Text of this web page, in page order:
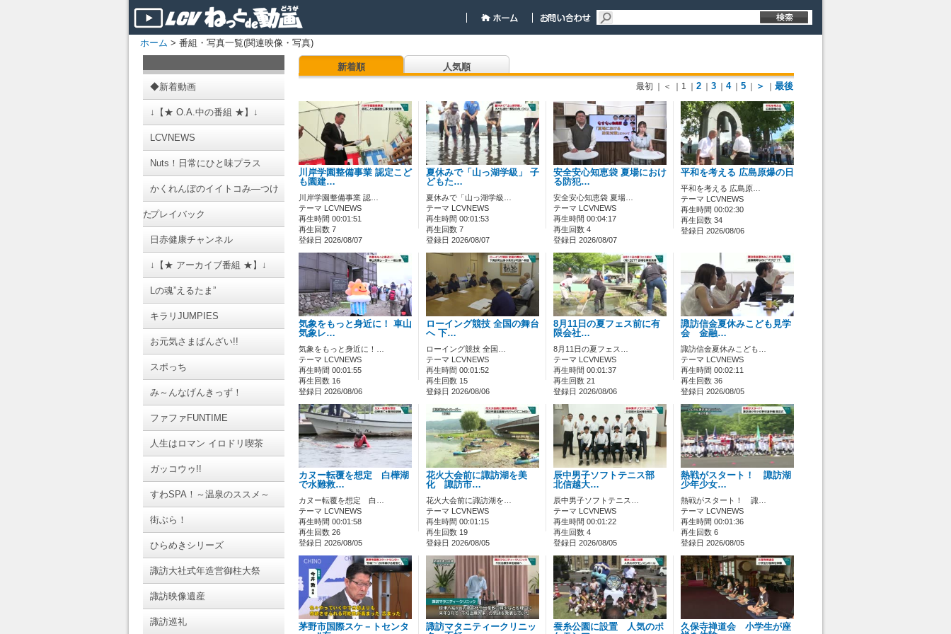
ホーム > 番組・写真一覧(関連映像・写真)
◆新着動画
↓【★ O.A.中の番組 ★】↓
LCVNEWS
Nuts！日常にひと味プラス
かくれんぼのイイトコみ―つけ
たプレイバック
日赤健康チャンネル
↓【★ アーカイブ番組 ★】↓
Lの魂”えるたま”
キラリJUMPIES
お元気さまばんざい!!
スポっち
み～んなげんきっず！
ファファFUNTIME
人生はロマン イロドリ喫茶
ガッコウゥ!!
すわSPA！～温泉のススメ～
街ぶら！
ひらめきシリーズ
諏訪大社式年造営御柱大祭
諏訪映像遺産
諏訪巡礼
新着順 人気順
最初 ｜＜ ｜1 2 3 4 5 ＞ 最後
川岸学園整備事業 認定こど
も園建…
川岸学園整備事業 認…
テーマ LCVNEWS
再生時間 00:01:51
再生回数 7
登録日 2026/08/07
夏休みで「山っ湖学級」 子
どもた…
夏休みで「山っ湖学級…
テーマ LCVNEWS
再生時間 00:01:53
再生回数 7
登録日 2026/08/07
安全安心知恵袋 夏場におけ
る防犯…
安全安心知恵袋 夏場…
テーマ LCVNEWS
再生時間 00:04:17
再生回数 4
登録日 2026/08/07
平和を考える 広島原爆の日
平和を考える 広島原…
テーマ LCVNEWS
再生時間 00:02:30
再生回数 34
登録日 2026/08/06
気象をもっと身近に！ 車山
気象レ…
気象をもっと身近に！…
テーマ LCVNEWS
再生時間 00:01:55
再生回数 16
登録日 2026/08/06
ローイング競技 全国の舞台
へ 下…
ローイング競技 全国…
テーマ LCVNEWS
再生時間 00:01:52
再生回数 15
登録日 2026/08/06
8月11日の夏フェス前に有
限会社…
8月11日の夏フェス…
テーマ LCVNEWS
再生時間 00:01:37
再生回数 21
登録日 2026/08/06
諏訪信金夏休みこども見学
会 金融…
諏訪信金夏休みこども…
テーマ LCVNEWS
再生時間 00:02:11
再生回数 36
登録日 2026/08/05
カヌー転覆を想定 白樺湖
で水難救…
カヌー転覆を想定 白…
テーマ LCVNEWS
再生時間 00:01:58
再生回数 26
登録日 2026/08/05
花火大会前に諏訪湖を美
化 諏訪市…
花火大会前に諏訪湖を…
テーマ LCVNEWS
再生時間 00:01:15
再生回数 19
登録日 2026/08/05
辰中男子ソフトテニス部
北信越大…
辰中男子ソフトテニス…
テーマ LCVNEWS
再生時間 00:01:22
再生回数 4
登録日 2026/08/05
熱戦がスタート！ 諏訪湖
少年少女…
熱戦がスタート！ 諏…
テーマ LCVNEWS
再生時間 00:01:36
再生回数 6
登録日 2026/08/05
茅野市国際スケ－トセンタ
諏訪マタニティークリニッ
蚕糸公園に設置 人気のポ
久保寺禅道会 小学生が座